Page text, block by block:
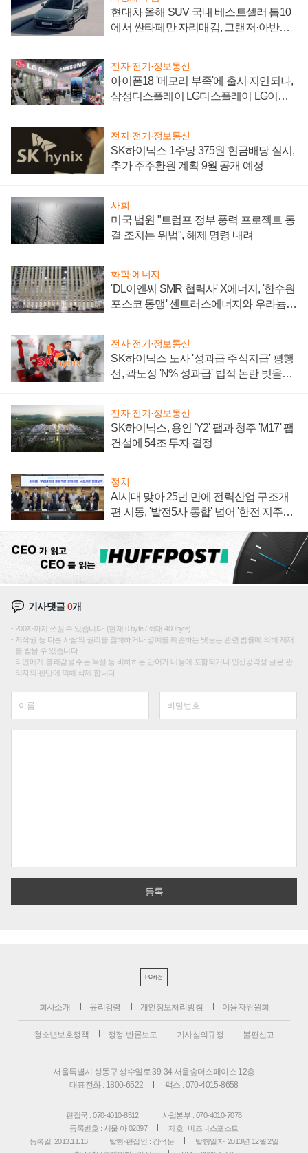
현대차 올해 SUV 국내 베스트셀러 톱10
에서 싼타페만 자리매김, 그랜저·아반떼
전자·전기·정보통신
아이폰18 '메모리 부족'에 출시 지연되나,
삼성디스플레이 LG디스플레이 LG이노
전자·전기·정보통신
SK하이닉스 1주당 375원 현금배당 실시,
추가 주주환원 계획 9월 공개 예정
사회
미국 법원 "트럼프 정부 풍력 프로젝트 동
결 조치는 위법", 해제 명령 내려
화학·에너지
'DL이앤씨 SMR 협력사' X에너지, '한수원
포스코 동맹' 센트러스에너지와 우라늄
전자·전기·정보통신
SK하이닉스 노사 '성과급 주식지급' 평행
선, 곽노정 'N% 성과급' 법적 논란 벗을지
전자·전기·정보통신
SK하이닉스, 용인 'Y2' 팹과 청주 'M17' 팹
건설에 54조 투자 결정
정치
AI시대 맞아 25년 만에 전력산업 구조개
편 시동, '발전5사 통합' 넘어 '한전 지주사'
기사댓글0개
200자까지 쓰실 수 있습니다. (현재 0 byte / 최대 400byte)
저작권 등 다른 사람의 권리를 침해하거나 명예를 훼손하는 댓글은 관련 법률에 의해 제재
를 받을 수 있습니다.
타인에게 불쾌감을 주는 욕설 등 비하하는 단어가 내용에 포함되거나 인신공격성 글은 관
리자의 판단에 의해 삭제 합니다.
PC버전
회사소개 윤리강령 개인정보처리방침 이용자위원회
청소년보호정책 정정·반론보도 기사심의규정 불편신고
서울특별시 성동구 성수일로 39-34 서울숲더스페이스 12층
대표전화 : 1800-6522
팩스 : 070-4015-8658
편집국 : 070-4010-8512
사업본부 : 070-4010-7078
등록번호 : 서울 아 02897
제호 : 비즈니스포스트
등록일: 2013.11.13
발행·편집인 : 강석운
발행일자: 2013년 12월 2일